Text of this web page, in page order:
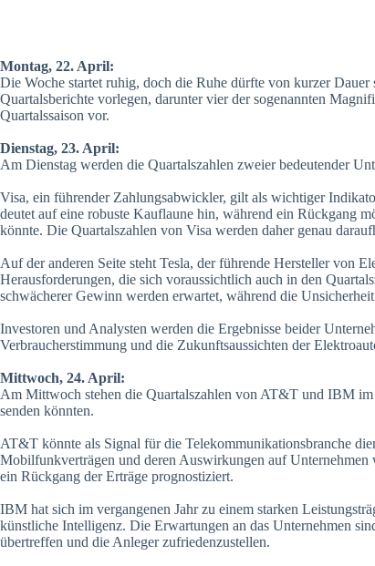
Montag, 22. April:
Die Woche startet ruhig, doch die Ruhe dürfte von kurzer
Quartalsberichte vorlegen, darunter vier der sogenannten
Quartalssaison vor.
Dienstag, 23. April:
Am Dienstag werden die Quartalszahlen zweier bedeutender
Visa, ein führender Zahlungsabwickler, gilt als wichtiger
deutet auf eine robuste Kauflaune hin, während ein Rückgang
könnte. Die Quartalszahlen von Visa werden daher genau
Auf der anderen Seite steht Tesla, der führende Hersteller von
Herausforderungen, die sich voraussichtlich auch in den
schwächerer Gewinn werden erwartet, während die
Investoren und Analysten werden die Ergebnisse beider
Verbraucherstimmung und die Zukunftsaussichten der
Mittwoch, 24. April:
Am Mittwoch stehen die Quartalszahlen von AT&T und IBM
senden könnten.
AT&T könnte als Signal für die Telekommunikationsbranche
Mobilfunkverträgen und deren Auswirkungen auf
ein Rückgang der Erträge prognostiziert.
IBM hat sich im vergangenen Jahr zu einem starken
künstliche Intelligenz. Die Erwartungen an das Unternehmen
übertreffen und die Anleger zufriedenzustellen.